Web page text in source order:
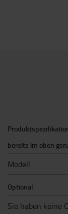
bereits im oben
Modell
Optional
Sie haben keine